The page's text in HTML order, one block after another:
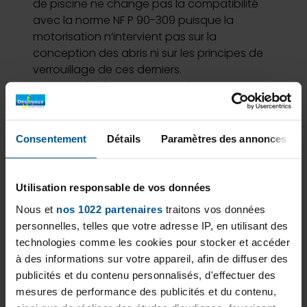
Consentement Détails Paramètres des annonces
Utilisation responsable de vos données
Nous et nos 1022 partenaires traitons vos données
personnelles, telles que votre adresse IP, en utilisant des
technologies comme les cookies pour stocker et accéder
à des informations sur votre appareil, afin de diffuser des
publicités et du contenu personnalisés, d'effectuer des
mesures de performance des publicités et du contenu,
de piscine ne change pas la compatibilité
avec la norme NF P 90-309 puisque la
motorisation n’intervient pas sur la
conception des abris ni sur les principes de
verrouillage de ces derniers.
En revanche, les moteurs Desjoyaux
répondent en tous points aux exigences
d’installation de la norme C 15100 version en
cours et sont classés Très Basse Tension
Bien que la télécommande dispose d’une
important de ne pas la laisser à la portée
des jeunes enfants.
Avantage de la
motorisation
Les principaux avantages de la mise en